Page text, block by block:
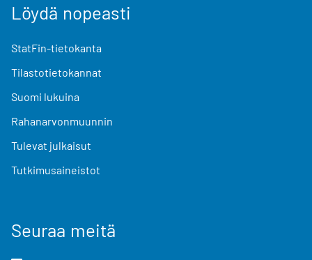
Löydä nopeasti
StatFin-tietokanta
Tilastotietokannat
Suomi lukuina
Rahanarvonmuunnin
Tulevat julkaisut
Tutkimusaineistot
Seuraa meitä